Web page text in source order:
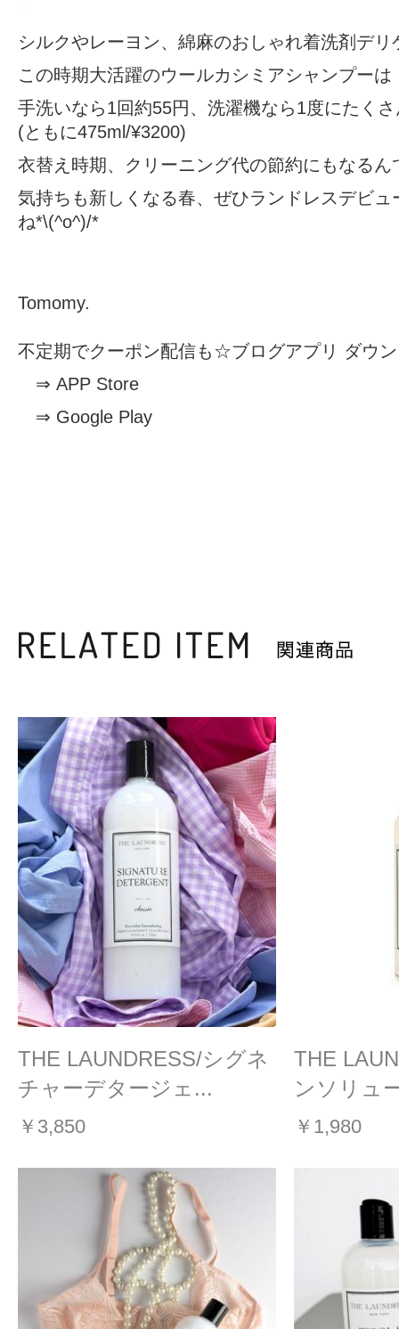
シルクやレーヨン、綿麻のおしゃれ着洗剤デ
この時期大活躍のウールカシミアシャンプーは
手洗いなら1回約55円、洗濯機なら1度にたく
(ともに475ml/¥3200)
衣替え時期、クリーニング代の節約にもなるん
気持ちも新しくなる春、ぜひランドレスデビュ
ね*\(^o^)/*
Tomomy.
不定期でクーポン配信も☆ブログアプリ ダウ
⇒ APP Store
⇒ Google Play
THE LAUNDRESS/シグネ
チャーデタージェ...
￥3,850
THE
ンソリュ
￥1,980